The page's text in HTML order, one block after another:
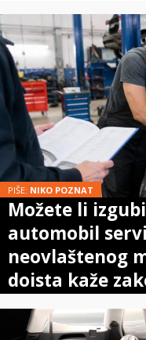
PIŠE: NIKO POZNAT
Možete li
automobil
neovlaštenog
doista kaže